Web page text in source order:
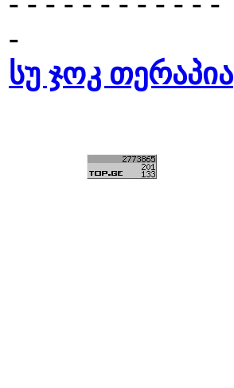
-
სუ ჯოკ თერაპია